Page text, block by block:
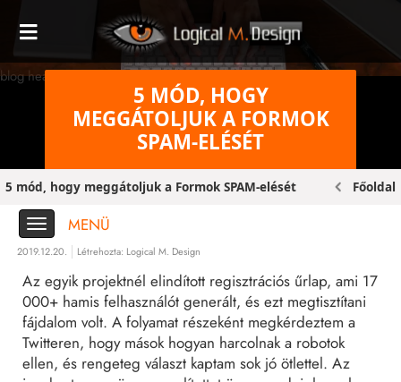
blog header bg original
5 MÓD, HOGY
MEGGÁTOLJUK A FORMOK
SPAM-ELÉSÉT
5 mód, hogy meggátoljuk a Formok SPAM-elését Főoldal
MENÜ
2019.12.20. Létrehozta: Logical M. Design
Az egyik projektnél elindított regisztrációs űrlap, ami 17
000+ hamis felhasználót generált, és ezt megtisztítani
fájdalom volt. A folyamat részeként megkérdeztem a
Twitteren, hogy mások hogyan harcolnak a robotok
ellen, és rengeteg választ kaptam sok jó ötlettel. Az